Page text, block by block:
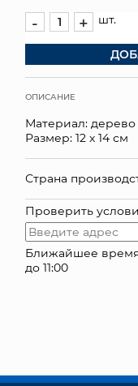
- + шт.
ОПИСАНИЕ
Материал: дерево
Размер: 12 х 14 см
Страна
Проверить
Ближайшее время
до 11:00